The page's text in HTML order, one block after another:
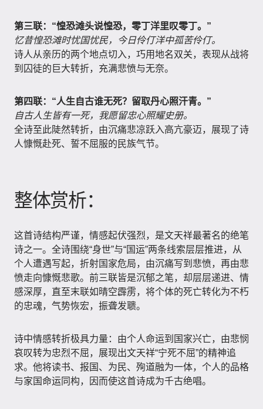
第三联：“惶恐滩头说惶恐，零丁洋里叹零丁。”
忆昔惶恐滩时忧国忧民，今日伶仃洋中孤苦伶仃。
诗人从亲历的两个地点切入，巧用地名双关，表现从战将
到囚徒的巨大转折，充满悲愤与无奈。
第四联：“人生自古谁无死？留取丹心照汗青。”
自古人生皆有一死，我愿留忠心照耀史册。
全诗至此陡然转折，由沉痛悲凉跃入高亢豪迈，展现了诗
人慷慨赴死、誓不屈服的民族气节。
整体赏析：
这首诗结构严谨，情感起伏强烈，是文天祥最著名的绝笔
诗之一。全诗围绕“身世”与“国运”两条线索层层推进，从
个人遭遇写起，折射国家危局，由沉痛写到悲愤，再由悲
愤走向慷慨悲歌。前三联皆是沉郁之笔，却层层递进、情
感深厚，直至末联如晴空霹雳，将个体的死亡转化为不朽
的忠魂，气势恢宏，振聋发聩。
诗中情感转折极具力量：由个人命运到国家兴亡，由悲悯
哀叹转为忠烈不屈，展现出文天祥“宁死不屈”的精神追
求。他将读书、报国、为民、殉道融为一体，个人的品格
与家国命运同构，因而使这首诗成为千古绝唱。